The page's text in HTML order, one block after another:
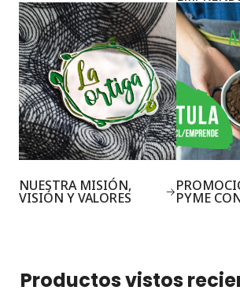
NUESTRA MISIÓN,
VISIÓN Y VALORES PYME
Productos vistos